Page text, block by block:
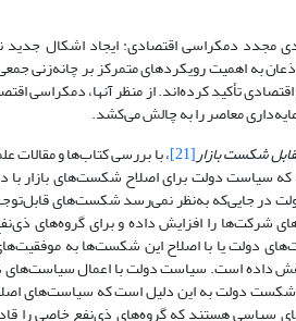
«پیکربندی مجدد دمکراسی اقتصادی: ایجاد
به اهمیت رویکردهای متمرکز بر چانه‌زنی
تأکید کرده‌اند. از منظر آنها، دمکراسی
معاصر را به چالش می‌کشد.
شکست بازار[21] ، با بررسی کتاب‌ها و
که سیاست دولت برای اصلاح شکست‌های
در جایی‌که به‌نظر نمی‌رسد شکست‌های
شرکت‌ها را افزایش داده و برای گروه‌های
دولت یا با اصلاح این شکست‌ها به
داده است. سیاست دولت با اعمال
دولت به این دلیل است که سیاست‌های